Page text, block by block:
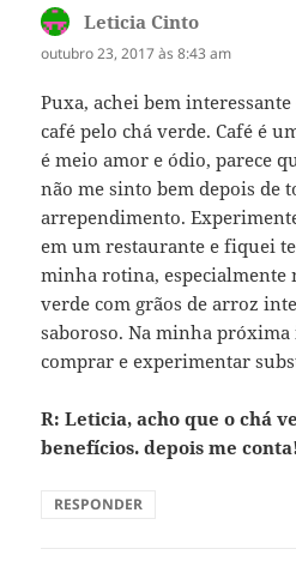
Leticia Cinto
outubro 23, 2017 às 8:43 am
Puxa, achei bem
café pelo chá verde. Café é
é meio amor e ódio, parece
não me sinto bem depois de
arrependimento.
em um restaurante e fiquei
minha rotina, especialmente
verde com grãos de arroz
saboroso. Na minha
comprar e experimentar
R: Leticia, acho que o chá
benefícios. depois me conta!
RESPONDER